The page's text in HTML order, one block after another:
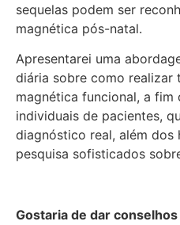
sequelas podem ser
magnética pós-natal.
Apresentarei uma
diária sobre como realizar
magnética funcional, a
individuais de pacientes,
diagnóstico real, além dos
pesquisa sofisticados
Gostaria de dar